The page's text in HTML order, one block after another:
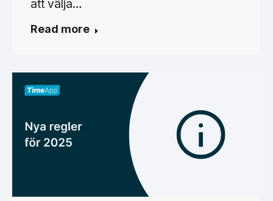
att välja…
Read more